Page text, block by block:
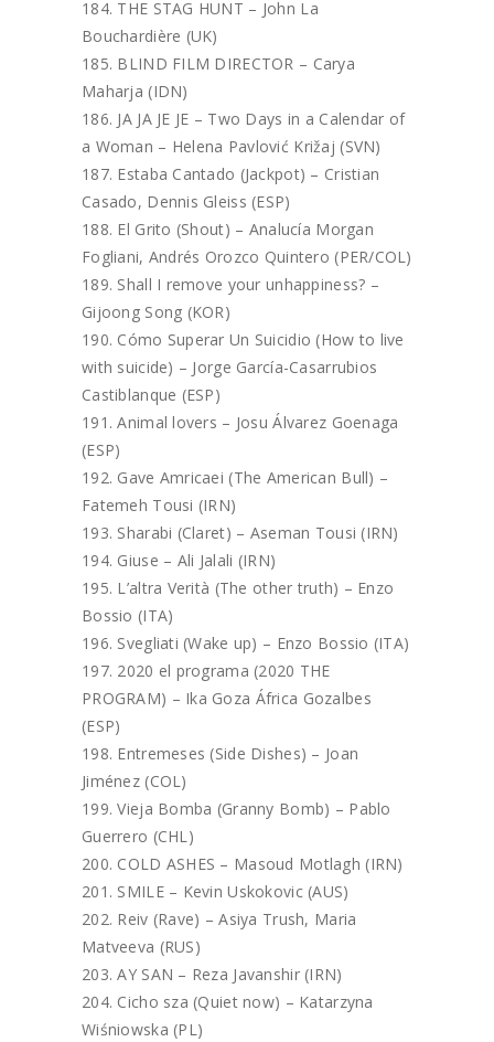
THE STAG HUNT – John La
Bouchardière (UK)
BLIND FILM DIRECTOR – Carya
Maharja (IDN)
JA JA JE JE – Two Days in a Calendar of
a Woman – Helena Pavlović Križaj (SVN)
Estaba Cantado (Jackpot) – Cristian
Casado, Dennis Gleiss (ESP)
El Grito (Shout) – Analucía Morgan
Fogliani, Andrés Orozco Quintero (PER/COL)
Shall I remove your unhappiness? –
Gijoong Song (KOR)
Cómo Superar Un Suicidio (How to live
with suicide) – Jorge García-Casarrubios
Castiblanque (ESP)
Animal lovers – Josu Álvarez Goenaga
(ESP)
Gave Amricaei (The American Bull) –
Fatemeh Tousi (IRN)
Sharabi (Claret) – Aseman Tousi (IRN)
Giuse – Ali Jalali (IRN)
L’altra Verità (The other truth) – Enzo
Bossio (ITA)
Svegliati (Wake up) – Enzo Bossio (ITA)
2020 el programa (2020 THE
PROGRAM) – Ika Goza África Gozalbes
(ESP)
Entremeses (Side Dishes) – Joan
Jiménez (COL)
Vieja Bomba (Granny Bomb) – Pablo
Guerrero (CHL)
COLD ASHES – Masoud Motlagh (IRN)
SMILE – Kevin Uskokovic (AUS)
Reiv (Rave) – Asiya Trush, Maria
Matveeva (RUS)
AY SAN – Reza Javanshir (IRN)
Cicho sza (Quiet now) – Katarzyna
Wiśniowska (PL)